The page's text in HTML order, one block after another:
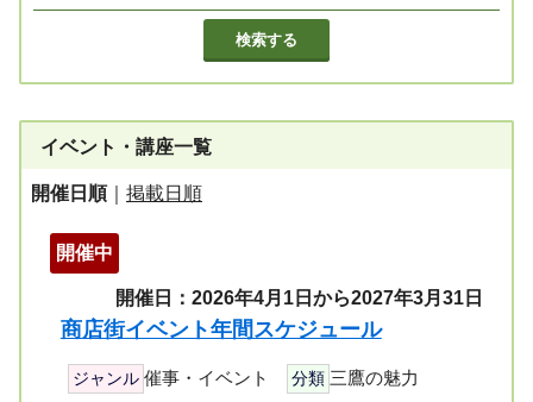
イベント・講座一覧
開催日順｜ 掲載日順
開催中
開催日：2026年4月1日から2027年3月31日
商店街イベント年間スケジュール
ジャンル 催事・イベント 分類 三鷹の魅力